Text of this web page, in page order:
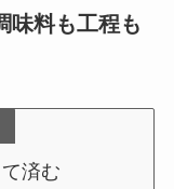
味料も工程も
済む